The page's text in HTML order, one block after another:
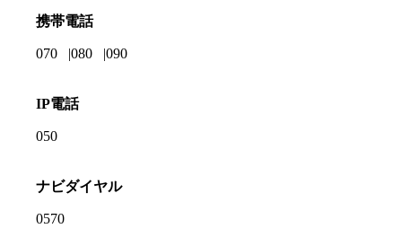
携帯電話
070 080 090
IP電話
050
ナビダイヤル
0570